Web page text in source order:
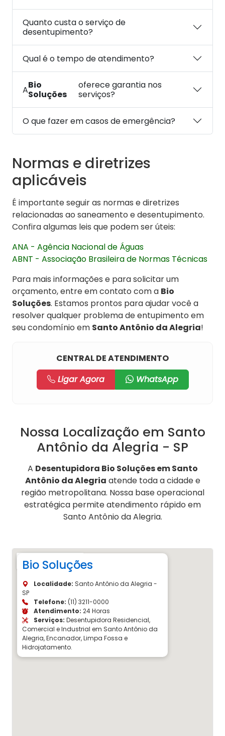
Quanto custa o serviço de
desentupimento?
Qual é o tempo de atendimento?
ABio
Soluções
oferece garantia nos
serviços?
O que fazer em casos de emergência?
Normas e diretrizes
aplicáveis
É importante seguir as normas e diretrizes
relacionadas ao saneamento e desentupimento.
Confira algumas leis que podem ser úteis:
ANA - Agência Nacional de Águas
ABNT - Associação Brasileira de Normas Técnicas
Para mais informações e para solicitar um
orçamento, entre em contato com a Bio
Soluções. Estamos prontos para ajudar você a
resolver qualquer problema de entupimento em
seu condomínio em Santo Antônio da Alegria!
CENTRAL DE ATENDIMENTO
Ligar Agora
WhatsApp
Nossa Localização em Santo
Antônio da Alegria - SP
A Desentupidora Bio Soluções em Santo
Antônio da Alegria atende toda a cidade e
região metropolitana. Nossa base operacional
estratégica permite atendimento rápido em
Santo Antônio da Alegria.
Bio Soluções
Localidade: Santo Antônio da Alegria -
SP
Telefone: (11) 3211-0000
Atendimento: 24 Horas
Serviços: Desentupidora Residencial,
Comercial e Industrial em Santo Antônio da
Alegria, Encanador, Limpa Fossa e
Hidrojatamento.